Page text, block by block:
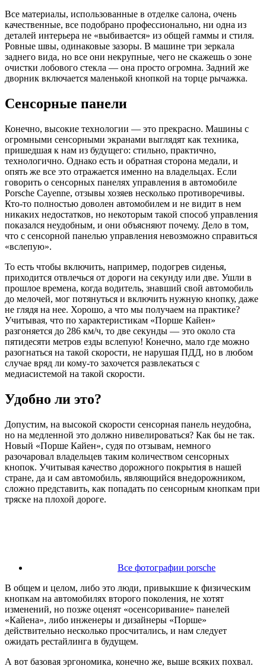
Все материалы, использованные в отделке салона, очень
качественные, все подобрано профессионально, ни одна из
деталей интерьера не «выбивается» из общей гаммы и стиля.
Ровные швы, одинаковые зазоры. В машине три зеркала
заднего вида, но все они некрупные, чего не скажешь о зоне
очистки лобового стекла — она просто огромна. Задний же
дворник включается маленькой кнопкой на торце рычажка.
Сенсорные панели
Конечно, высокие технологии — это прекрасно. Машины с
огромными сенсорными экранами выглядят как техника,
пришедшая к нам из будущего: стильно, практично,
технологично. Однако есть и обратная сторона медали, и
опять же все это отражается именно на владельцах. Если
говорить о сенсорных панелях управления в автомобиле
Porsche Cayenne, отзывы хозяев несколько противоречивы.
Кто-то полностью доволен автомобилем и не видит в нем
никаких недостатков, но некоторым такой способ управления
показался неудобным, и они объясняют почему. Дело в том,
что с сенсорной панелью управления невозможно справиться
«вслепую».
То есть чтобы включить, например, подогрев сиденья,
приходится отвлечься от дороги на секунду или две. Ушли в
прошлое времена, когда водитель, знавший свой автомобиль
до мелочей, мог потянуться и включить нужную кнопку, даже
не глядя на нее. Хорошо, а что мы получаем на практике?
Учитывая, что по характеристикам «Порше Кайен»
разгоняется до 286 км/ч, то две секунды — это около ста
пятидесяти метров езды вслепую! Конечно, мало где можно
разогнаться на такой скорости, не нарушая ПДД, но в любом
случае вряд ли кому-то захочется развлекаться с
медиасистемой на такой скорости.
Удобно ли это?
Допустим, на высокой скорости сенсорная панель неудобна,
но на медленной это должно нивелироваться? Как бы не так.
Новый «Порше Кайен», судя по отзывам, немного
разочаровал владельцев таким количеством сенсорных
кнопок. Учитывая качество дорожного покрытия в нашей
стране, да и сам автомобиль, являющийся внедорожником,
сложно представить, как попадать по сенсорным кнопкам при
тряске на плохой дороге.
Все фотографии porsche
В общем и целом, либо это люди, привыкшие к физическим
кнопкам на автомобилях второго поколения, не хотят
изменений, но позже оценят «осенсоривание» панелей
«Кайена», либо инженеры и дизайнеры «Порше»
действительно несколько просчитались, и нам следует
ожидать рестайлинга в будущем.
А вот базовая эргономика, конечно же, выше всяких похвал.